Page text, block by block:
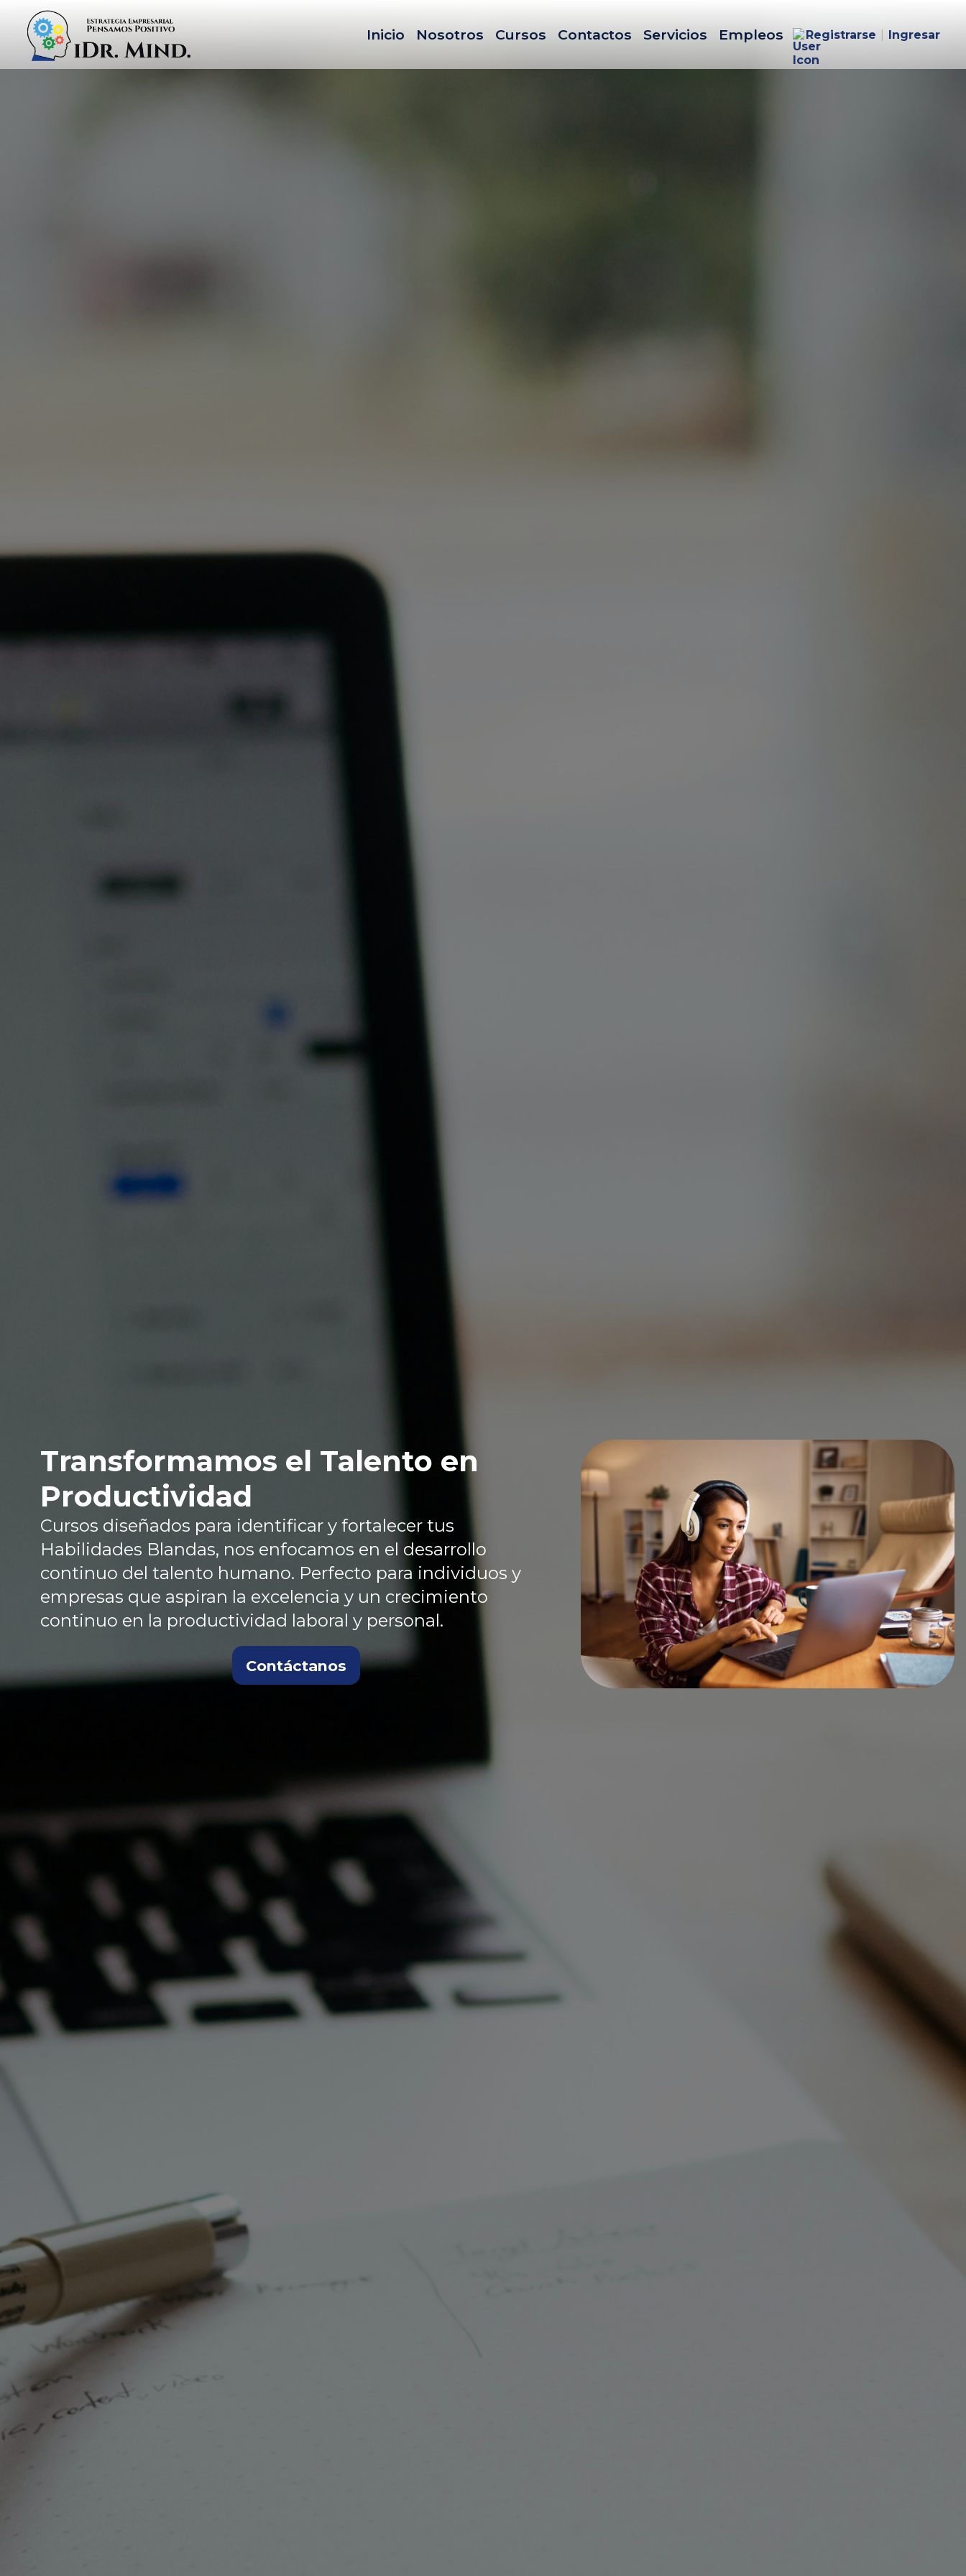
Inicio Nosotros Cursos Contactos Servicios Empleos Registrarse Ingresar
Transformamos el Talento en
Productividad
Cursos diseñados para identificar y fortalecer tus
Habilidades Blandas, nos enfocamos en el desarrollo
continuo del talento humano. Perfecto para individuos y
empresas que aspiran la excelencia y un crecimiento
continuo en la productividad laboral y personal.
Contáctanos